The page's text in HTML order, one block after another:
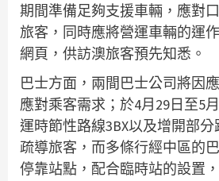
期間準備足夠支援車輛，應對
旅客，同時應將營運車輛的運
網頁，供訪澳旅客預先知悉。
巴士方面，兩間巴士公司將因
應對乘客需求；於4月29日至5
運時節性路線3BX以及增開部
疏導旅客，而多條行經中區的
停靠站點，配合臨時站的設置